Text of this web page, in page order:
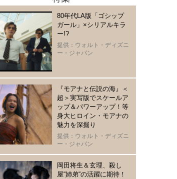
80年代LA版「ゴシップ
ガール」×シリアルキラ
ー!?
提供：ウォルト・ディズニ
ー・ジャパン
『モアナと伝説の海』＜
超＞実写版でスケールア
ップ＆パワーアップ！等
身大ヒロイン・モアナの
魅力を深掘り
提供：ウォルト・ディズニ
ー・ジャパン
岡田将生＆玄理、殺し
屋“姉弟“の活躍に期待！